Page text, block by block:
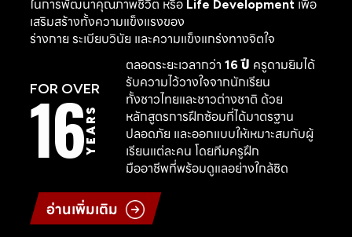
ในการพัฒนาคุณภาพชีวิต หรือ Life Developmentเพื่อ
เสริมสร้างทั้งความแข็งแรงของ
ร่างกาย ระเบียบวินัย และความแข็งแกร่งทางจิตใจ
FOR OVER
16YEARS
ตลอดระยะเวลากว่า 16 ปี ครูดามยิมได้
รับความไว้วางใจจากนักเรียน
ทั้งชาวไทยและชาวต่างชาติ ด้วย
หลักสูตรการฝึกซ้อมที่ได้มาตรฐาน
ปลอดภัย และออกแบบให้เหมาะสมกับผู้
เรียนแต่ละคน โดยทีมครูฝึก
มืออาชีพที่พร้อมดูแลอย่างใกล้ชิด
อ่านเพิ่มเติม